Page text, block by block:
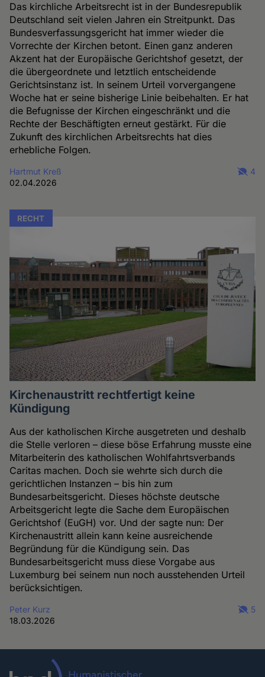
Das kirchliche Arbeitsrecht ist in der Bundesrepublik
Deutschland seit vielen Jahren ein Streitpunkt. Das
Bundesverfassungsgericht hat immer wieder die
Vorrechte der Kirchen betont. Einen ganz anderen
Akzent hat der Europäische Gerichtshof gesetzt, der
die übergeordnete und letztlich entscheidende
Gerichtsinstanz ist. In seinem Urteil vorvergangene
Woche hat er seine bisherige Linie beibehalten. Er hat
die Befugnisse der Kirchen eingeschränkt und die
Rechte der Beschäftigten erneut gestärkt. Für die
Zukunft des kirchlichen Arbeitsrechts hat dies
erhebliche Folgen.
Hartmut Kreß
02.04.2026
4
RECHT
Kirchenaustritt rechtfertigt keine
Kündigung
Aus der katholischen Kirche ausgetreten und deshalb
die Stelle verloren – diese böse Erfahrung musste eine
Mitarbeiterin des katholischen Wohlfahrtsverbands
Caritas machen. Doch sie wehrte sich durch die
gerichtlichen Instanzen – bis hin zum
Bundesarbeitsgericht. Dieses höchste deutsche
Arbeitsgericht legte die Sache dem Europäischen
Gerichtshof (EuGH) vor. Und der sagte nun: Der
Kirchenaustritt allein kann keine ausreichende
Begründung für die Kündigung sein. Das
Bundesarbeitsgericht muss diese Vorgabe aus
Luxemburg bei seinem nun noch ausstehenden Urteil
berücksichtigen.
Peter Kurz
18.03.2026
5